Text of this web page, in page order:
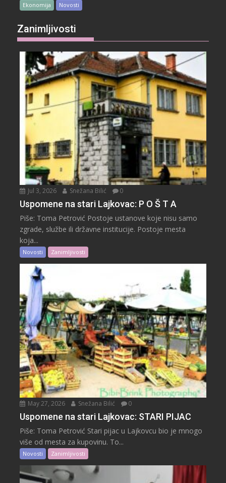
Ekonomija Novosti
Zanimljivosti
Jul 3, 2026 Snežana Bilić 0
Uspomene na stari Lajkovac: P O Š T A
Piše: Toma Petrović Postoje ustanove koje nisu samo
zgrade, službe ili državne institucije. Postoje mesta
koja...
Novosti Zanimljivosti
May 27, 2026 Snežana Bilić 0
Uspomene na stari Lajkovac: STARI PIJAC
Piše: Toma Petrović Stari pijac u Lajkovcu bio je mnogo
više od mesta za kupovinu. To...
Novosti Zanimljivosti